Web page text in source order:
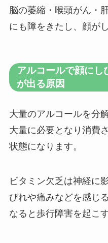
脳の萎縮・喉頭がん・
にも障をきたし、顔が
アルコールで顔にし
が出る原因
大量のアルコールを分
大量に必要となり消費
状態になります。
ビタミン欠乏は神経に
びれや痛みなどを感じ
なると歩行障害を起こ